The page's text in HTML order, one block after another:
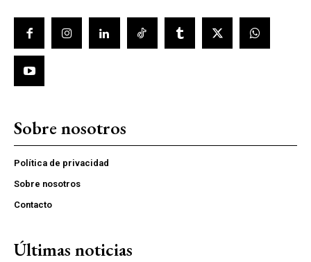
Sobre nosotros
Política de privacidad
Sobre nosotros
Contacto
Últimas noticias